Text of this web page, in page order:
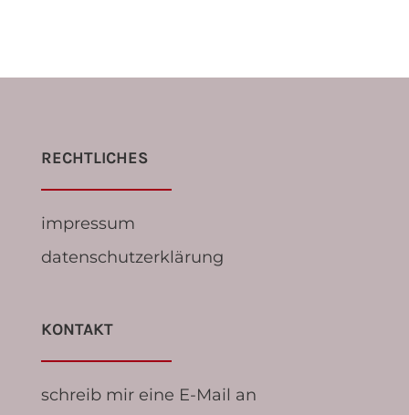
RECHTLICHES
impressum
datenschutzerklärung
KONTAKT
schreib mir eine E-Mail an